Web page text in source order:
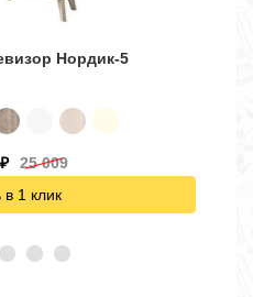
Нордик-5
₽
25 009
в 1 клик